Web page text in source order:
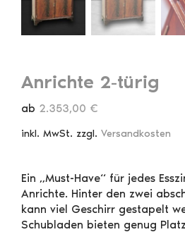
Anrichte 2-türig
ab 2.353,00 €
inkl. MwSt. zzgl. Versandkosten
Ein „Must-Have“ für jedes
Anrichte. Hinter den zwei
kann viel Geschirr gestapelt
Schubladen bieten genug